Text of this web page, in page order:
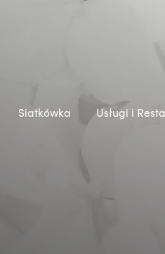
Siatkówka Usługi i